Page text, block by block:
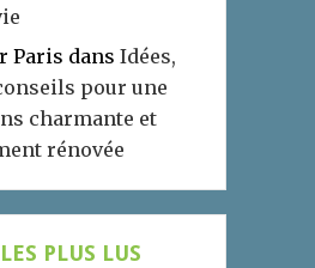
Paris dans Idées,
pour une
charmante et
rénovée
PLUS LUS